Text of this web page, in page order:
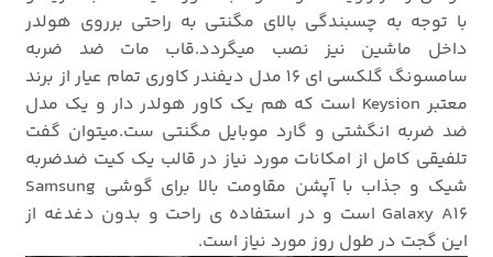
با توجه به چسبندگی بالای مگنتی به راحتی برروی هولدر
داخل ماشین نیز نصب میگردد.قاب مات ضد ضربه
سامسونگ گلکسی ای 16 مدل دیفندر کاوری تمام عیار از برند
معتبر Keysion است که هم یک کاور هولدر دار و یک مدل
ضد ضربه انگشتی و گارد موبایل مگنتی ست.میتوان گفت
تلفیقی کامل از امکانات مورد نیاز در قالب یک کیت ضدضربه
شیک و جذاب با آپشن مقاومت بالا برای گوشی Samsung
Galaxy A16 است و در استفاده ی راحت و بدون دغدغه از
این گجت در طول روز مورد نیاز است.